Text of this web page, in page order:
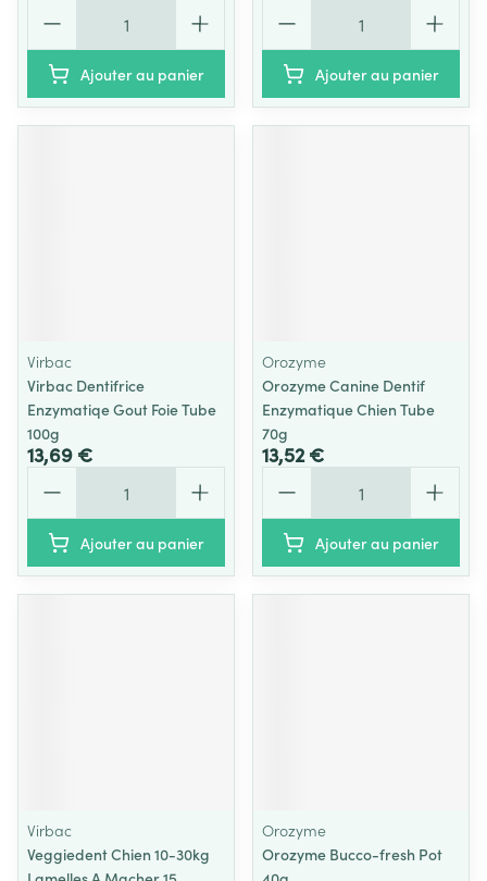
Ajouter au panier Ajouter au panier
Virbac
Virbac Dentifrice
Enzymatiqe Gout Foie Tube
100g
13,69 €
Ajouter au panier
Orozyme
Orozyme Canine Dentif
Enzymatique Chien Tube
70g
13,52 €
Ajouter au panier
Virbac
Veggiedent Chien 10-30kg
Orozyme
Orozyme Bucco-fresh Pot